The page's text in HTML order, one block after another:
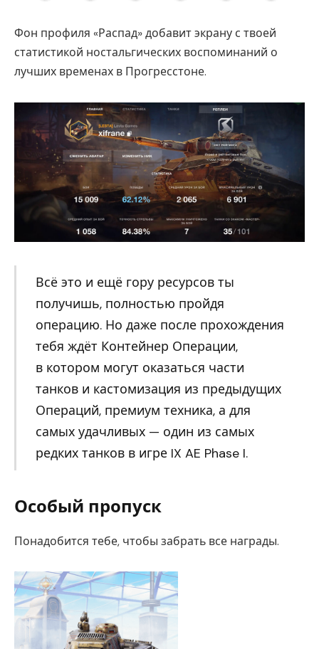
Фон профиля «Распад» добавит экрану с твоей
статистикой ностальгических воспоминаний о
лучших временах в Прогресстоне.
Всё это и ещё гору ресурсов ты
получишь, полностью пройдя
операцию. Но даже после прохождения
тебя ждёт Контейнер Операции,
в котором могут оказаться части
танков и кастомизация из предыдущих
Операций, премиум техника, а для
самых удачливых — один из самых
редких танков в игре IX AE Phase I.
Особый пропуск
Понадобится тебе, чтобы забрать все награды.